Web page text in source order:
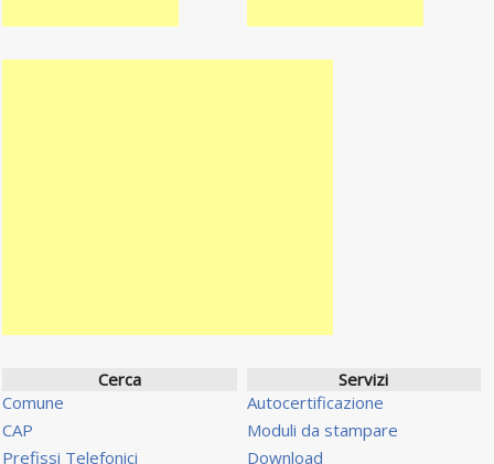
Cerca
Comune
CAP
Prefissi Telefonici
Servizi
Autocertificazione
Moduli da stampare
Download